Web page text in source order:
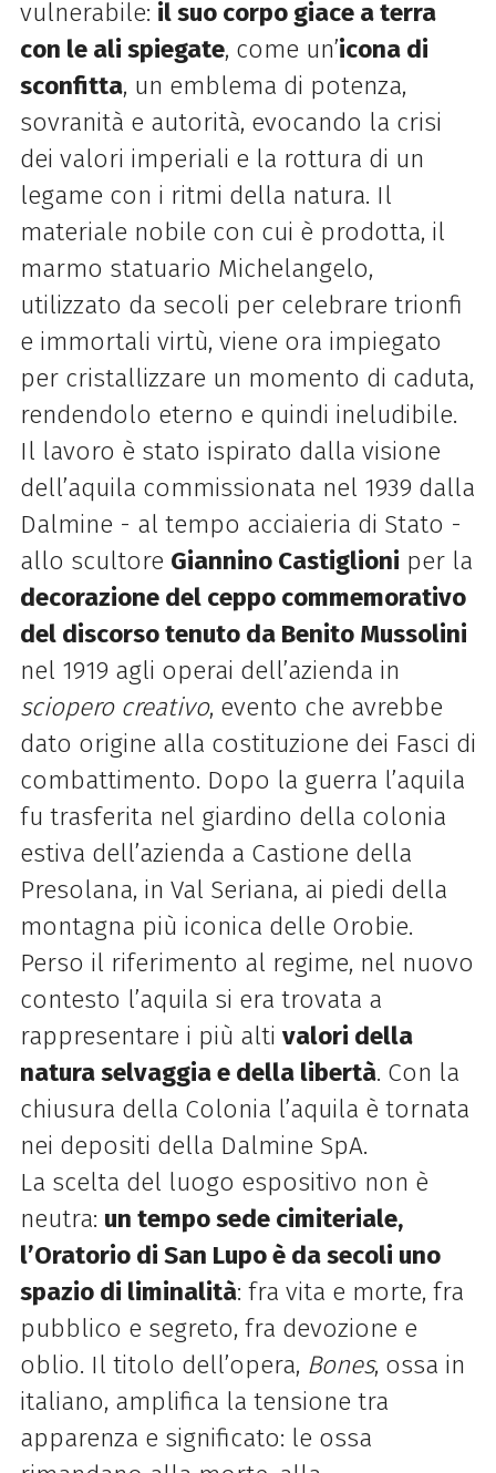
vulnerabile: il suo corpo giace a terra
con le ali spiegate, come un’icona di
sconfitta, un emblema di potenza,
sovranità e autorità, evocando la crisi
dei valori imperiali e la rottura di un
legame con i ritmi della natura. Il
materiale nobile con cui è prodotta, il
marmo statuario Michelangelo,
utilizzato da secoli per celebrare trionfi
e immortali virtù, viene ora impiegato
per cristallizzare un momento di caduta,
rendendolo eterno e quindi ineludibile.
Il lavoro è stato ispirato dalla visione
dell’aquila commissionata nel 1939 dalla
Dalmine - al tempo acciaieria di Stato -
allo scultore Giannino Castiglioni per la
decorazione del ceppo commemorativo
del discorso tenuto da Benito Mussolini
nel 1919 agli operai dell’azienda in
sciopero creativo, evento che avrebbe
dato origine alla costituzione dei Fasci di
combattimento. Dopo la guerra l’aquila
fu trasferita nel giardino della colonia
estiva dell’azienda a Castione della
Presolana, in Val Seriana, ai piedi della
montagna più iconica delle Orobie.
Perso il riferimento al regime, nel nuovo
contesto l’aquila si era trovata a
rappresentare i più alti valori della
natura selvaggia e della libertà. Con la
chiusura della Colonia l’aquila è tornata
nei depositi della Dalmine SpA.
La scelta del luogo espositivo non è
neutra: un tempo sede cimiteriale,
l’Oratorio di San Lupo è da secoli uno
spazio di liminalità: fra vita e morte, fra
pubblico e segreto, fra devozione e
oblio. Il titolo dell’opera, Bones, ossa in
italiano, amplifica la tensione tra
apparenza e significato: le ossa